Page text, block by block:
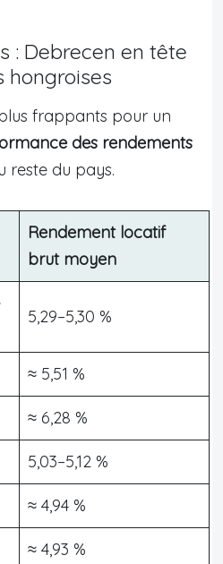
: Debrecen en tête
hongroises
frappants pour un
des rendements
reste du pays.
Rendement locatif
brut moyen
5,29–5,30 %
≈ 5,51 %
≈ 6,28 %
5,03–5,12 %
≈ 4,94 %
≈ 4,93 %